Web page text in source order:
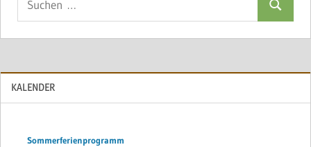
Suchen
KALENDER
Sommerferienprogramm